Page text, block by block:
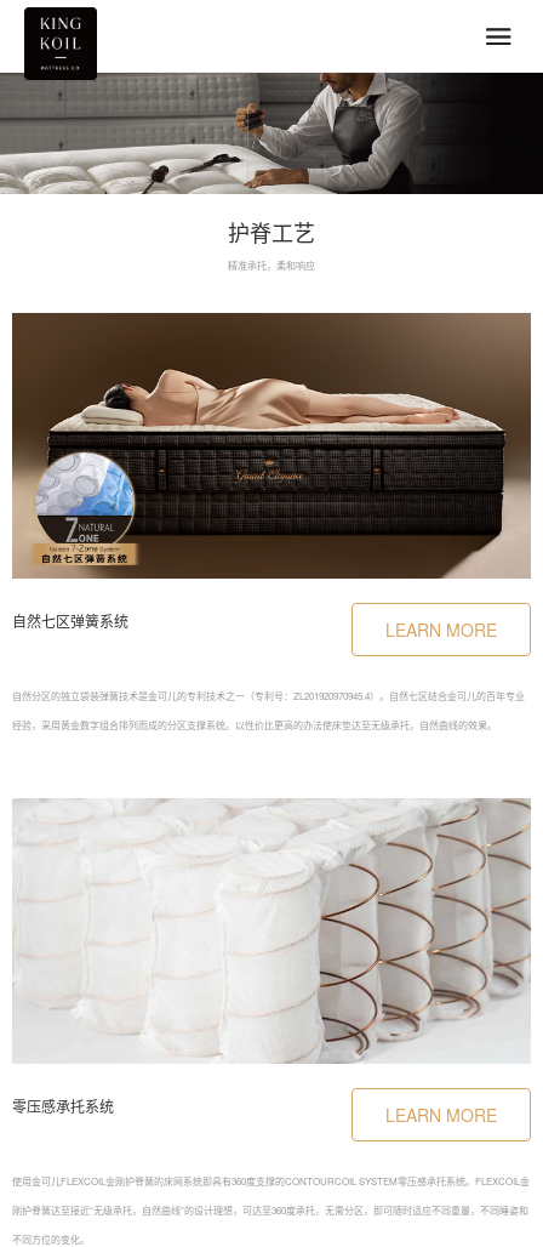
护脊工艺
精准承托，柔和响应
自然分区的独立袋装弹簧技术是金可儿的专利技术之一（专利号：ZL201920970945.4）。自然七区结合金可儿的百年专业
零压感承托系统
使用金可儿FLEXCOIL金刚护脊簧的床网系统即具有360度支撑的CONTOURCOIL SYSTEM零压感承托系统。FLEXCOIL金
刚护脊簧达至接近“无级承托，自然曲线”的设计理想，可达至360度承托，无需分区，即可随时适应不同重量，不同睡姿和
采用三种不同条件的弹簧（不同预压高度/ 不同圈数/ 不同排列行数）组合成为七分区的独立袋装弹簧系统。七个区域分布
佳放松，人体的曲线可以保持得更佳自然。
自然七区弹簧系统 LEARN MORE
自然分区的独立袋装弹簧技术是金可儿的专利技术之一（专利号：ZL201920970945.4）。自然七区结合金可儿的百年专业
经验，采用黄金数字组合排列而成的分区支撑系统。以性价比更高的办法使床垫达至无级承托，自然曲线的效果。
零压感承托系统 LEARN MORE
使用金可儿FLEXCOIL金刚护脊簧的床网系统即具有360度支撑的CONTOURCOIL SYSTEM零压感承托系统。FLEXCOIL金
刚护脊簧达至接近“无级承托，自然曲线”的设计理想，可达至360度承托，无需分区，即可随时适应不同重量，不同睡姿和
不同方位的变化。